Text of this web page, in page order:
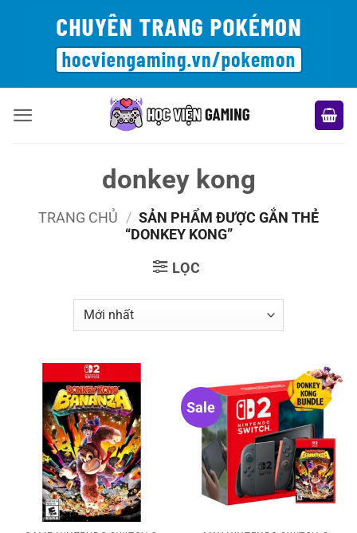
donkey kong
TRANG CHỦ / SẢN PHẨM ĐƯỢC GẮN THẺ
“DONKEY KONG”
LỌC
Sale